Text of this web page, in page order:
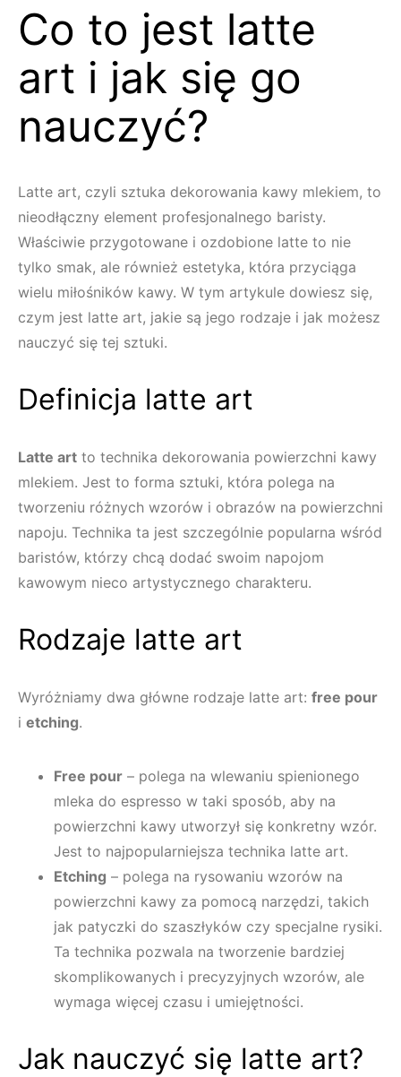
Co to jest latte
art i jak się go
nauczyć?
Latte art, czyli sztuka dekorowania kawy mlekiem, to
nieodłączny element profesjonalnego baristy.
Właściwie przygotowane i ozdobione latte to nie
tylko smak, ale również estetyka, która przyciąga
wielu miłośników kawy. W tym artykule dowiesz się,
czym jest latte art, jakie są jego rodzaje i jak możesz
nauczyć się tej sztuki.
Definicja latte art
Latte art to technika dekorowania powierzchni kawy
mlekiem. Jest to forma sztuki, która polega na
tworzeniu różnych wzorów i obrazów na powierzchni
napoju. Technika ta jest szczególnie popularna wśród
baristów, którzy chcą dodać swoim napojom
kawowym nieco artystycznego charakteru.
Rodzaje latte art
Wyróżniamy dwa główne rodzaje latte art: free pour
i etching.
Free pour – polega na wlewaniu spienionego
mleka do espresso w taki sposób, aby na
powierzchni kawy utworzył się konkretny wzór.
Jest to najpopularniejsza technika latte art.
Etching – polega na rysowaniu wzorów na
powierzchni kawy za pomocą narzędzi, takich
jak patyczki do szaszłyków czy specjalne rysiki.
Ta technika pozwala na tworzenie bardziej
skomplikowanych i precyzyjnych wzorów, ale
wymaga więcej czasu i umiejętności.
Jak nauczyć się latte art?